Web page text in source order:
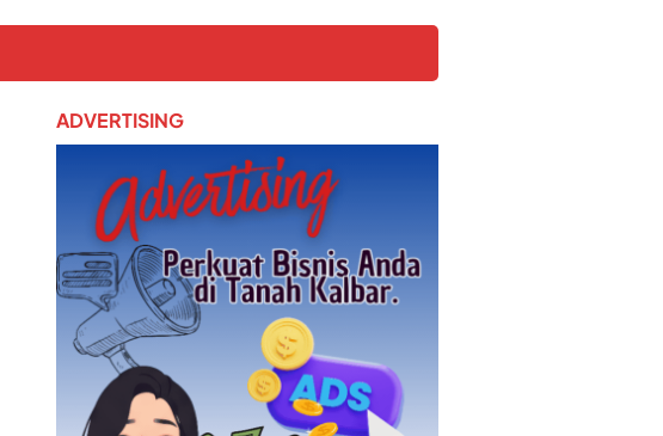
ADVERTISING